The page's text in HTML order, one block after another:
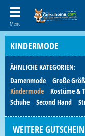
KINDERMODE
ÄHNLICHE KATEGORIEN:
Damenmode
Große
Kindermode
Kostüme &
Schuhe
Second Hand
WEITERE